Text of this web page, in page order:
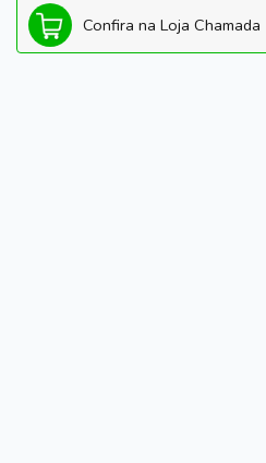
Confira na Loja Chamada